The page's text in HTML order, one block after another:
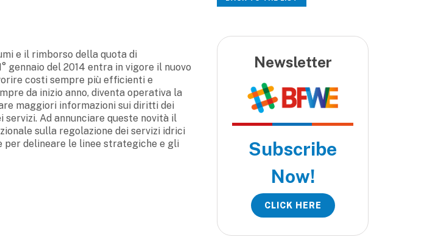
e il rimborso della quota di
gennaio del 2014 entra in vigore il nuovo
costi sempre più efficienti e
da inizio anno, diventa operativa la
maggiori informazioni sui diritti dei
Ad annunciare queste novità il
sulla regolazione dei servizi idrici
per delineare le linee strategiche e gli
Newsletter
Subscribe
Now!
CLICK HERE